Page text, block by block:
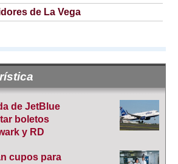
de La Vega
de JetBlue
boletos
y RD
cupos para